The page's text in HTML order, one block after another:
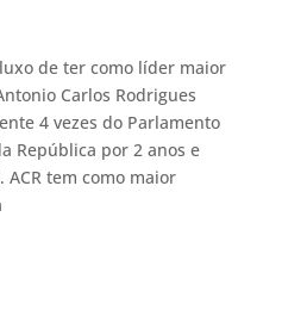
de ter como líder maior
Carlos Rodrigues
4 vezes do Parlamento
República por 2 anos e
tem como maior